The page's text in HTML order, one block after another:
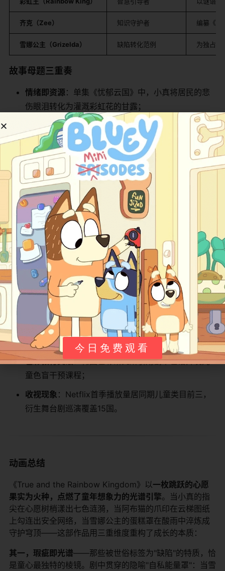
​齐克（Zee）​ 知识守护者 编纂《心
​雪娜公主（Grizelda）​ 缺陷转化范例 为独占蛋
​故事母题三重奏​
​情绪即资源​ ​：单集《忧郁云国》中，小真将居民的悲
伤眼泪转化为灌溉彩虹花的甘露；
​缺陷即天赋​​：阿布猫的恐高症使其发明"云梯安全检查
表"，降低探险事故率；
​包容即疗愈​ ​：雪娜公主的自私行为被解读为"需要更多
爱"，小真以协作烘焙化解隔阂。
​观众反馈与影响​
​教育实践迁移​
​课堂革命​
​：加拿大幼儿园开发"心愿情绪卡"——儿童用
彩色液体调配"魔法药水"，复刻剧中情绪转化实验；
​玩具设计突破​
​：美泰推出​​光感心愿球​​，按压触发表情
动画与情境解决方案。
​社会文化影响​
​色彩教育突破​​：韩国色彩研究所引用剧中色谱开发儿
童色盲干预课程；
​收视现象​ ​：Netflix首季播放量居同期儿童类目前三，
衍生舞台剧巡演覆盖15国。
​动画总结​
《True and the Rainbow Kingdom》以​​一枚跳跃的心愿
果实为火种，点燃了童年想象力的光谱引擎​​。当小真的指
尖在心愿树梢漾出七色涟漪，当阿布猫的爪印在云梯图纸
上勾连出安全网络，当雪娜公主的蛋糕罩在酸雨中淬炼成
守护穹顶——这部作品用三重维度重构了成长的本质：
​其一，瑕疵即光谱​​——那些被世俗标签为"缺陷"的特质，恰
是童心最独特的棱镜。剧中贯穿的隐喻"自私能量罩"：当雪
今日免费观看